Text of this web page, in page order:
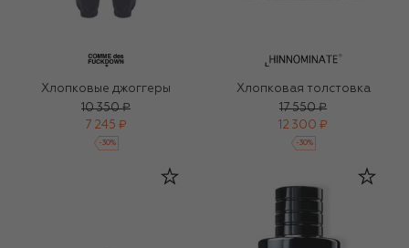
Хлопковые джоггеры
10 350 ₽
7 245 ₽
-30%
Хлопковая толстовка
17 550 ₽
12 300 ₽
-30%